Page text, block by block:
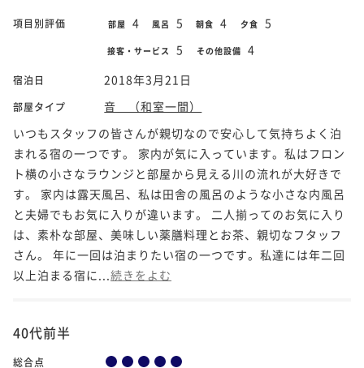
項目別評価 部屋 4 風呂 5 朝食 4 夕食 5
接客・サービス 5 その他設備 4
宿泊日 2018年3月21日
部屋タイプ
音 （和室一間）
いつもスタッフの皆さんが親切なので安心して気持ちよく泊
まれる宿の一つです。 家内が気に入っています。私はフロン
ト横の小さなラウンジと部屋から見える川の流れが大好きで
す。 家内は露天風呂、私は田舎の風呂のような小さな内風呂
と夫婦でもお気に入りが違います。 二人揃ってのお気に入り
は、素朴な部屋、美味しい薬膳料理とお茶、親切なフタッフ
さん。 年に一回は泊まりたい宿の一つです。私達には年二回
以上泊まる宿に... 続きをよむ
40代前半
総合点